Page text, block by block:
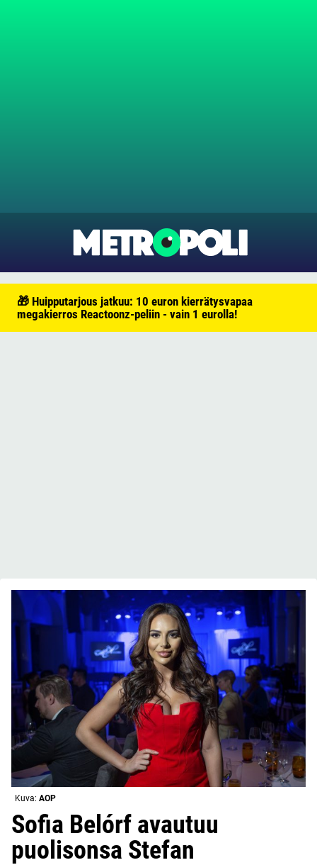
🎁 Huipputarjous jatkuu: 10 euron kierrätysvapaa
megakierros Reactoonz-peliin - vain 1 eurolla!
Kuva: AOP
Sofia Belórf avautuu
puolisonsa Stefan